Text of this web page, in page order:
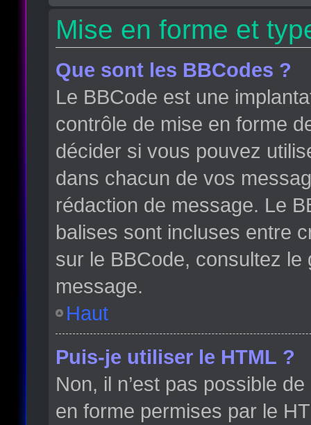
Mise en forme et
Que sont les BBCodes ?
Le BBCode est une
contrôle de mise en forme
décider si vous pouvez
dans chacun de vos
rédaction de message. Le
balises sont incluses entre
sur le BBCode, consultez
message.
Haut
Puis-je utiliser le HTML ?
Non, il n’est pas possible
en forme permises par le